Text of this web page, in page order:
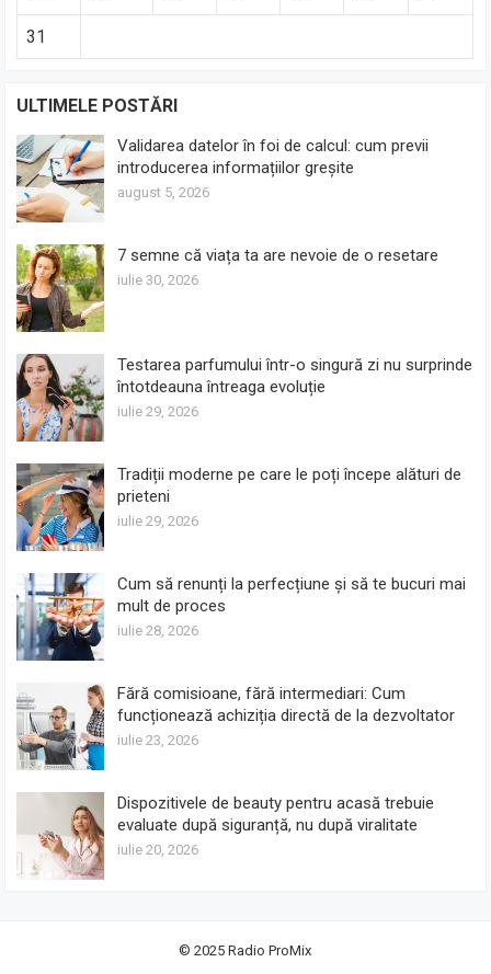
31
ULTIMELE POSTĂRI
Validarea datelor în foi de calcul: cum previi
introducerea informațiilor greșite
august 5, 2026
7 semne că viața ta are nevoie de o resetare
iulie 30, 2026
Testarea parfumului într-o singură zi nu surprinde
întotdeauna întreaga evoluție
iulie 29, 2026
Tradiții moderne pe care le poți începe alături de
prieteni
iulie 29, 2026
Cum să renunți la perfecțiune și să te bucuri mai
mult de proces
iulie 28, 2026
Fără comisioane, fără intermediari: Cum
funcționează achiziția directă de la dezvoltator
iulie 23, 2026
Dispozitivele de beauty pentru acasă trebuie
evaluate după siguranță, nu după viralitate
iulie 20, 2026
© 2025Radio ProMix